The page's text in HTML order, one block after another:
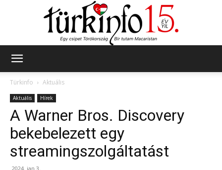
Türkinfo
Aktuális
Aktuális Hírek
A Warner Bros. Discovery
bekebelezett egy
streamingszolgáltatást
2024. jan 3.